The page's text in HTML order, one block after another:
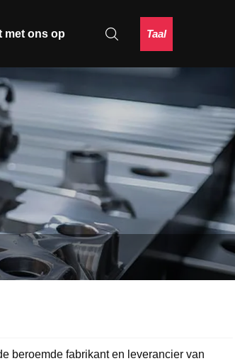
met ons op Taal
beroemde fabrikant en leverancier van